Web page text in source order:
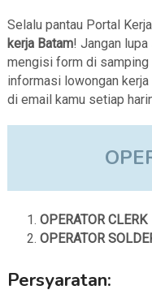
Selalu pantau Portal
kerja Batam! Jangan lupa
mengisi form di samping
informasi lowongan
di email kamu setiap
OPERATOR CLERK
OPERATOR
Persyaratan: